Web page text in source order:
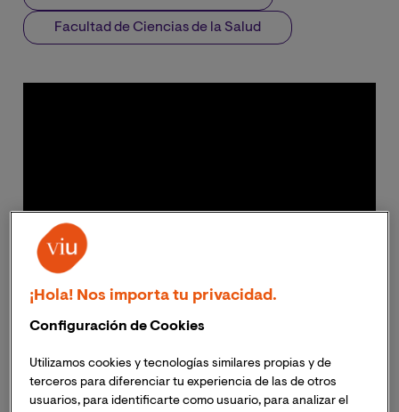
Facultad de Ciencias de la Salud
¡Hola! Nos importa tu privacidad.
Configuración de Cookies
Utilizamos cookies y tecnologías similares propias y de
terceros para diferenciar tu experiencia de las de otros
usuarios, para identificarte como usuario, para analizar el